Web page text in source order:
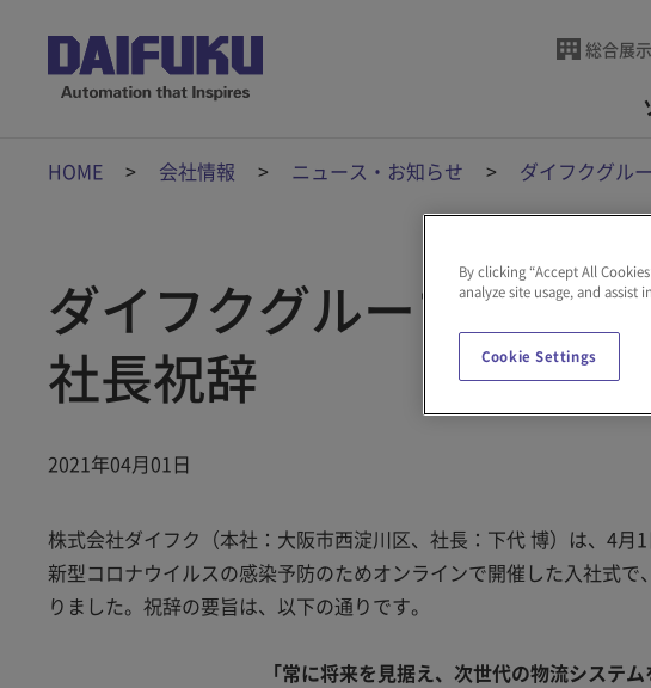
総合展
HOME 会社情報 ニュース・お知らせ ダイフクグル
ダイフクグループ
社長祝辞
2021年04月01日
株式会社ダイフク（本社：大阪市西淀川区、社長：下代 博）は、4月
新型コロナウイルスの感染予防のためオンラインで開催した入社式
りました。祝辞の要旨は、以下の通りです。
「常に将来を見据え、次世代の物流システ
By clicking “Accept All
analyze site usage, and assist
Cookie Settings